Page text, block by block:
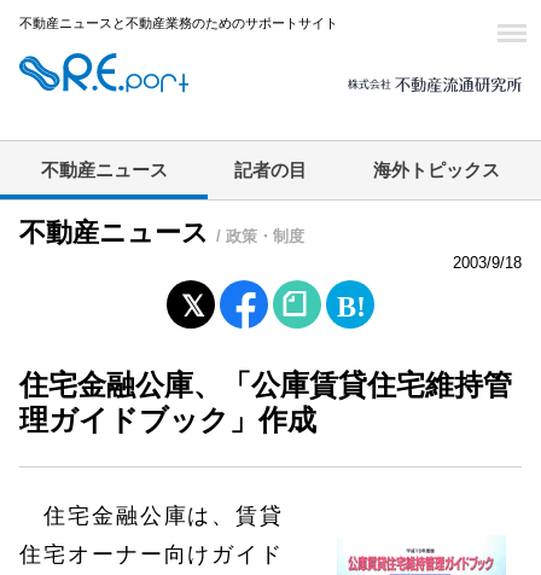
不動産ニュースと不動産業務のためのサポートサイト
不動産ニュース 記者の目 海外トピックス
不動産ニュース / 政策・制度
2003/9/18
住宅金融公庫、「公庫賃貸住宅維持管
理ガイドブック」作成
住宅金融公庫は、賃貸
住宅オーナー向けガイド